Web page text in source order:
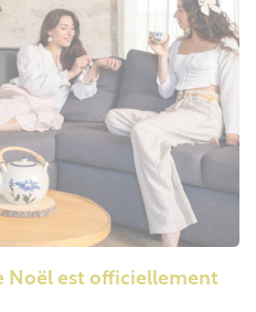
Noël est officiellement